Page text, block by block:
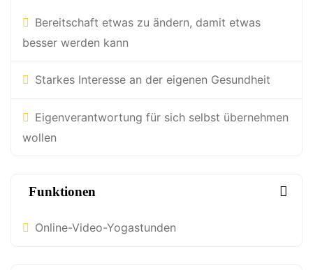
Bereitschaft etwas zu ändern, damit etwas
besser werden kann
Starkes Interesse an der eigenen Gesundheit
Eigenverantwortung für sich selbst übernehmen
wollen
Funktionen
Online-Video-Yogastunden